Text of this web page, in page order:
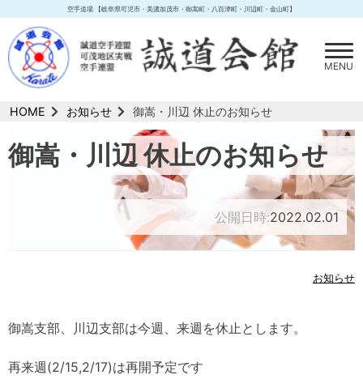
content
空手道場 【岐阜県可児市・美濃加茂市・御嵩町・八百津町・川辺町・金山町】
MENU
HOME お知らせ 御嵩・川辺 休止のお知らせ
御嵩・川辺 休止のお知らせ
公開日時:2022.02.01
お知らせ
御嵩支部、川辺支部は今週、来週を休止とします。
再来週(2/15,2/17)は再開予定です